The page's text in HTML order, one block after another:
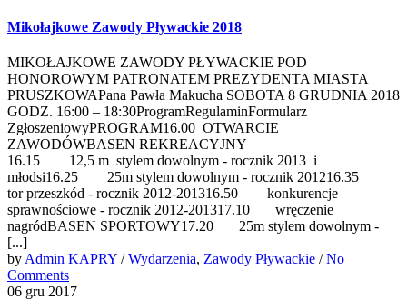
Mikołajkowe Zawody Pływackie 2018
MIKOŁAJKOWE ZAWODY PŁYWACKIE POD
HONOROWYM PATRONATEM PREZYDENTA MIASTA
PRUSZKOWAPana Pawła Makucha SOBOTA 8 GRUDNIA 2018
GODZ. 16:00 – 18:30ProgramRegulaminFormularz
ZgłoszeniowyPROGRAM16.00 OTWARCIE
ZAWODÓWBASEN REKREACYJNY
16.15 12,5 m stylem dowolnym - rocznik 2013 i
młodsi16.25 25m stylem dowolnym - rocznik 201216.35
tor przeszkód - rocznik 2012-201316.50 konkurencje
sprawnościowe - rocznik 2012-201317.10 wręczenie
nagródBASEN SPORTOWY17.20 25m stylem dowolnym -
[...]
by Admin KAPRY /Wydarzenia, Zawody Pływackie /No
Comments
06 gru 2017